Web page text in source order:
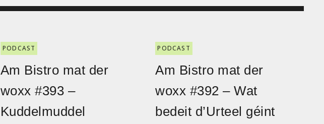
PODCAST
Am Bistro mat der
woxx #393 –
Kuddelmuddel
PODCAST
Am Bistro mat der
woxx #392 – Wat
bedeit d’Urteel géint